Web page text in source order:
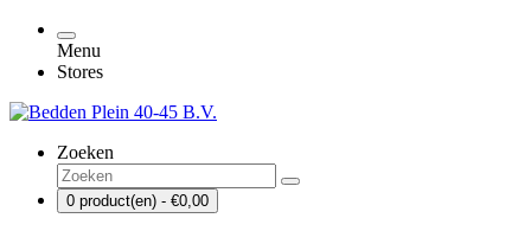
Menu
Stores
Zoeken
0 product(en) - €0,00